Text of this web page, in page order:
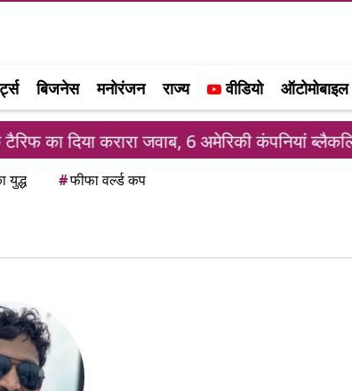
बिजनेस मनोरंजन राज्य वीडियो ऑटोमोबाइल
करारा जवाब, 6 अमेरिकी कंपनियां ब्लैकलिस्ट और
युद्ध #फीफा वर्ल्ड कप